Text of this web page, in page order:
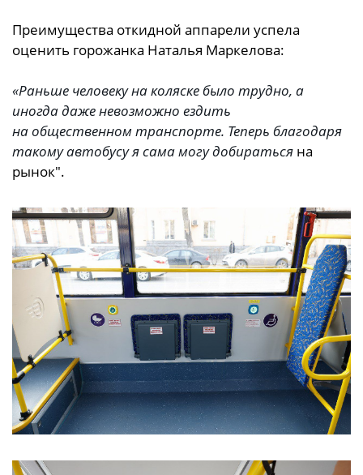
Преимущества откидной аппарели успела
оценить горожанка Наталья Маркелова:
«Раньше человеку на коляске было трудно, а
иногда даже невозможно ездить
на общественном транспорте. Теперь благодаря
такому автобусу я сама могу добираться на
рынок".